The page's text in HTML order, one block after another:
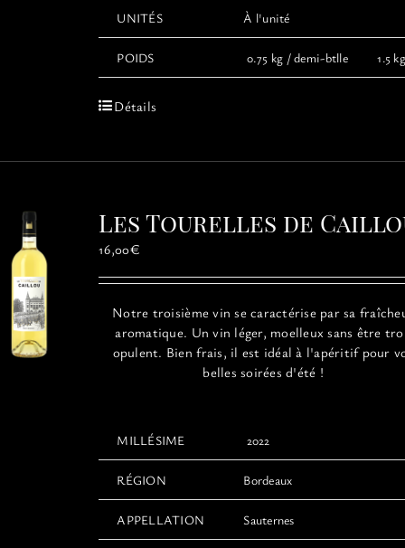
UNITÉS À l'unité
POIDS 0.75 kg / demi-btlle 1.5
Détails
Les Tourelles de
16,00€
Notre troisième vin se caractérise par sa
aromatique. Un vin léger, moelleux sans être
opulent. Bien frais, il est idéal à l'apéritif pour
belles soirées d'été !
MILLÉSIME 2022
RÉGION Bordeaux
APPELLATION Sauternes